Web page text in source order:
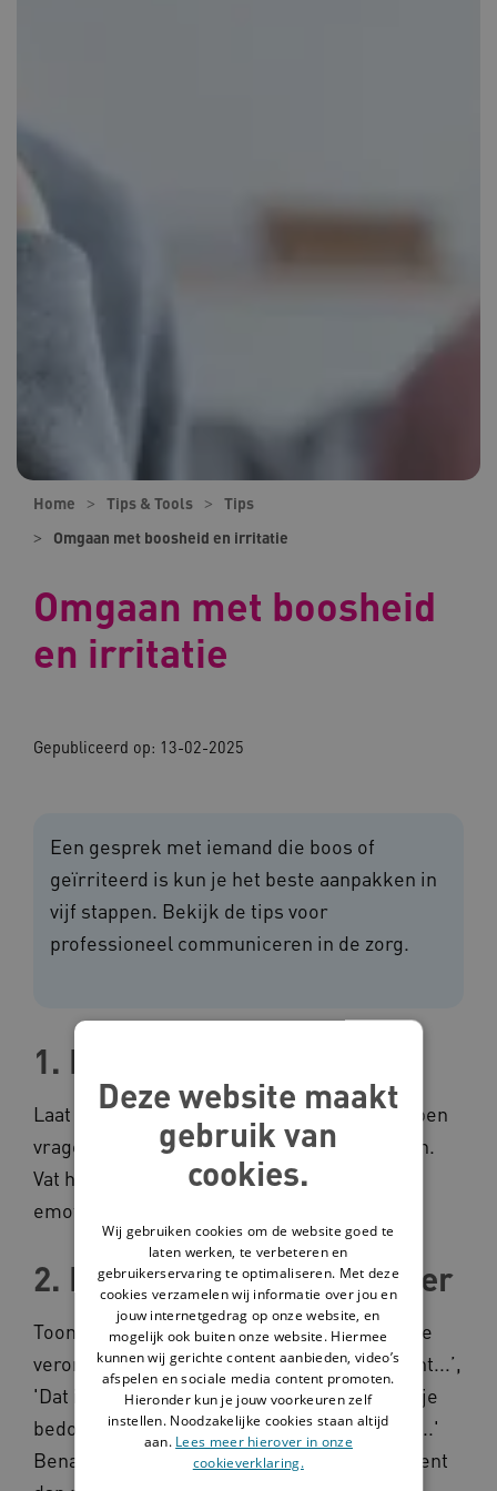
Home Tips & Tools
Tips
Omgaan met boosheid en irritatie
Omgaan met boosheid
en irritatie
Gepubliceerd op: 13-02-2025
Een gesprek met iemand die boos of
geïrriteerd is kun je het beste aanpakken in
vijf stappen. Bekijk de tips voor
professioneel communiceren in de zorg.
1. Luister
Laat zien dat je luistert, vat samen en stel open
vragen. Laat de ander eerst zijn hart luchten.
Vat het niet persoonlijk op en probeer niet
emotioneel te worden.
2. Maak de boosheid minder
Toon begrip voor zijn situatie zonder jezelf te
verontschuldigen. 'Ik begrijp dat je boos bent...’,
'Dat is heel erg vervelend...', 'Ik begrijp wat je
bedoelt. Dat is mij ook weleens overkomen...'
Benadruk waarover jullie het eens zijn. Je bent
Deze website maakt
gebruik van
cookies.
Wij gebruiken cookies om de website goed te
laten werken, te verbeteren en
gebruikerservaring te optimaliseren. Met deze
cookies verzamelen wij informatie over jou en
jouw internetgedrag op onze website, en
mogelijk ook buiten onze website. Hiermee
kunnen wij gerichte content aanbieden, video’s
afspelen en sociale media content promoten.
Hieronder kun je jouw voorkeuren zelf
instellen. Noodzakelijke cookies staan altijd
aan. Lees meer hierover in onze
cookieverklaring.